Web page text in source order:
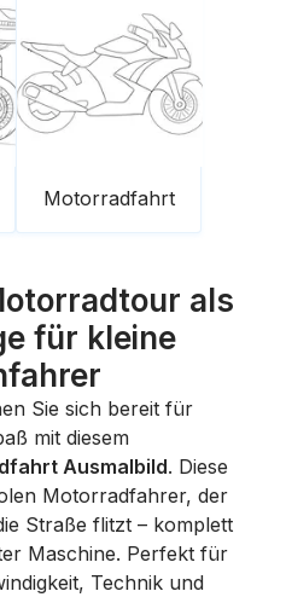
Motorradfahrt
als
für kleine
Sie sich bereit für
mit diesem
Ausmalbild. Diese
Motorradfahrer, der
Straße flitzt – komplett
Maschine. Perfekt für
Technik und